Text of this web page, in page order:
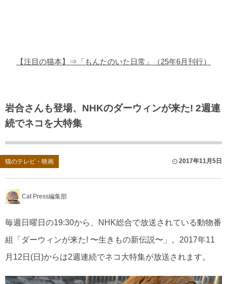
【注目の猫本】⇒「もんたのいた日常」（25年6月刊行）
岩合さんも登場、NHKのダーウィンが来た! 2週連
続でネコを大特集
猫のテレビ・映画 2017年11月5日
Cat Press編集部
毎週日曜日の19:30から、NHK総合で放送されている動物番
組「ダーウィンが来た! 〜生きもの新伝説〜」。2017年11
月12日(日)からは2週連続でネコ大特集が放送されます。
猫のゲーム・アプリ
猫のフリー写真素材